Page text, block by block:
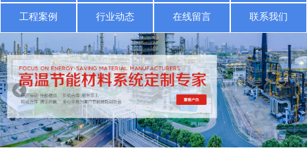
工程案例 行业动态 在线留言 联系我们